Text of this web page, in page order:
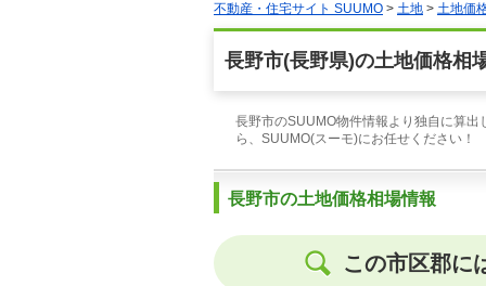
不動産・住宅サイト SUUMO > 土地 > 土地価
長野市(長野県)の土地価格相
長野市のSUUMO物件情報より独自に算
ら、SUUMO(スーモ)にお任せください！
長野市の土地価格相場情報
この市区郡に